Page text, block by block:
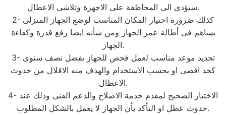
سيؤدى الى المحاظفة على الاجهزة وتلاشى الاعطال.
2- كذلك ضرورة اختيار المكان المناسب لوضع الجهاز المنزلى
يساهم فى أطالة عمر الجهاز ومن شأنه ايضا رفع قدرة وكفاءة
الجهاز.
3- تحديد موعد مناسب لعمل فحص للجهاز يفضل نصف سنوى
كحد اقصى او بحسب الاستخدام والهدف منه الاقلال من حدوث
الاعطال.
4- الاختيار الصحيح لمقدم خدمة الاصلاح والدعم الفنى وذلك عند
حدوث عطل او التأكد بأن الجهاز لا يعمل بالشكل المطلوب.